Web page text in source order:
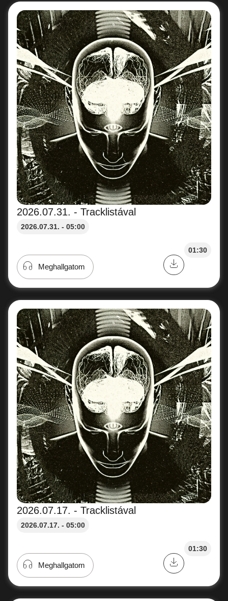
2026.07.31. - Tracklistával
2026.07.31. - 05:00
01:30
Meghallgatom
2026.07.17. - Tracklistával
2026.07.17. - 05:00
01:30
Meghallgatom